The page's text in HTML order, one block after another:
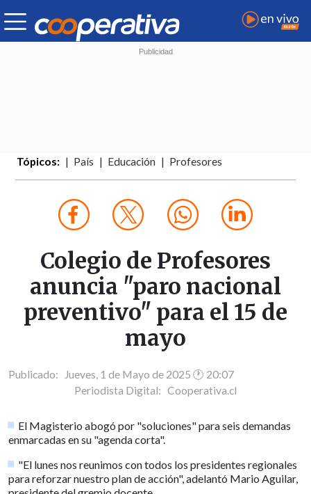
Tópicos: País Educación Profesores
Colegio de Profesores
anuncia "paro nacional
preventivo" para el 15 de
mayo
Publicado: Jueves, 1 de Mayo de 2025 🕐 20:07
Periodista Digital: Cooperativa.cl
El Magisterio abogó por "soluciones" para seis demandas
enmarcadas en su "agenda corta".
"El lunes nos reunimos con todos los presidentes regionales
para reforzar nuestro plan de acción", adelantó Mario Aguilar,